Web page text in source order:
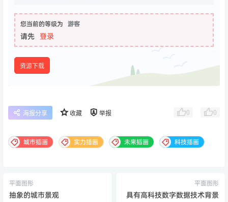
您当前的等级为 游客
请先 登录
资源下载
海报分享 收藏 举报 0 0
城市插画 实力插画 未来插画 科技插画
平面图形
抽象的城市景观
平面图形
具有高科技数字数据技术背景